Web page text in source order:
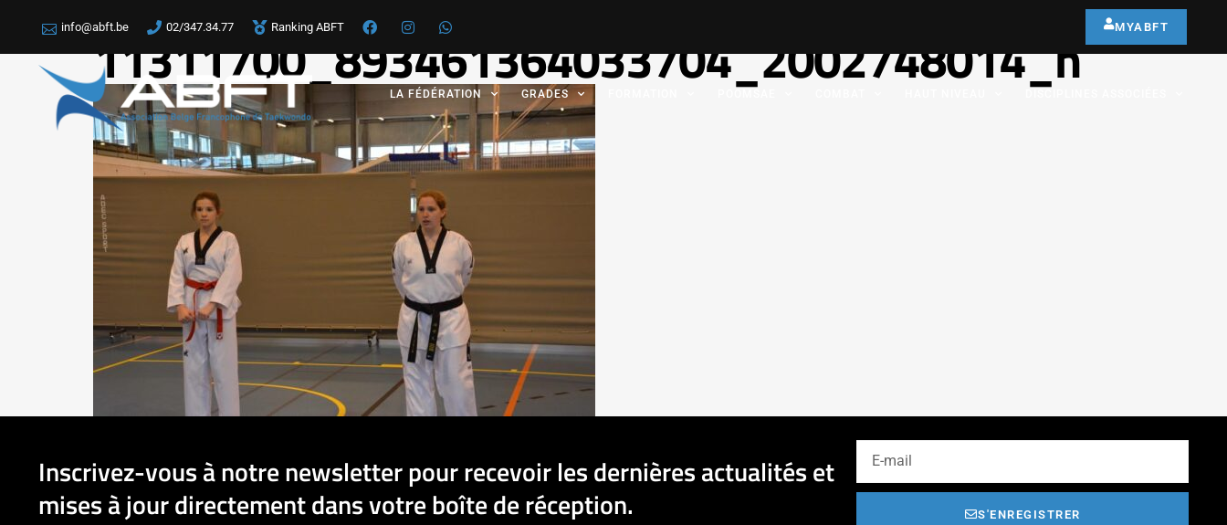
info@abft.be 02/347.34.77 Ranking ABFT MYABFT
LA FÉDÉRATION GRADES
11311700_893461364033704_2002748014_n
Inscrivez-vous à notre newsletter pour recevoir les dernières actualités et
mises à jour directement dans votre boîte de réception.
S'ENREGISTRER